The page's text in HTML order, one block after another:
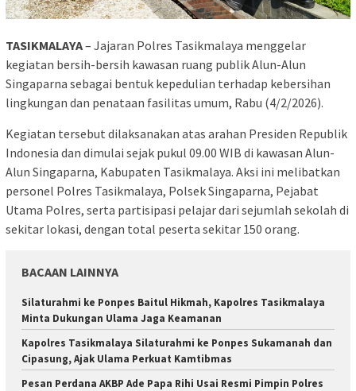
TASIKMALAYA– Jajaran Polres Tasikmalaya menggelar
kegiatan bersih-bersih kawasan ruang publik Alun-Alun
Singaparna sebagai bentuk kepedulian terhadap kebersihan
lingkungan dan penataan fasilitas umum, Rabu (4/2/2026).
Kegiatan tersebut dilaksanakan atas arahan Presiden Republik
Indonesia dan dimulai sejak pukul 09.00 WIB di kawasan Alun-
Alun Singaparna, Kabupaten Tasikmalaya. Aksi ini melibatkan
personel Polres Tasikmalaya, Polsek Singaparna, Pejabat
Utama Polres, serta partisipasi pelajar dari sejumlah sekolah di
sekitar lokasi, dengan total peserta sekitar 150 orang.
BACAAN LAINNYA
Silaturahmi ke Ponpes Baitul Hikmah, Kapolres Tasikmalaya
Minta Dukungan Ulama Jaga Keamanan
Kapolres Tasikmalaya Silaturahmi ke Ponpes Sukamanah dan
Cipasung, Ajak Ulama Perkuat Kamtibmas
Pesan Perdana AKBP Ade Papa Rihi Usai Resmi Pimpin Polres